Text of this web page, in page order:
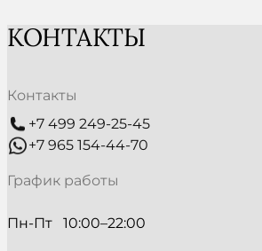
КОНТАКТЫ
Контакты
+7 499 249-25-45
+7 965 154-44-70
График работы
Пн-Пт   10:00–22:00